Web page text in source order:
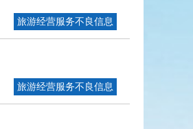
旅游经营服务不良信息
旅游经营服务不良信息